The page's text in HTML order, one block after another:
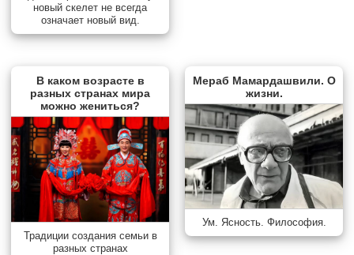
новый скелет не всегда
означает новый вид.
В каком возрасте в
разных странах мира
можно жениться?
Традиции создания семьи в
разных странах
Мераб Мамардашвили. О
жизни.
Ум. Ясность. Философия.